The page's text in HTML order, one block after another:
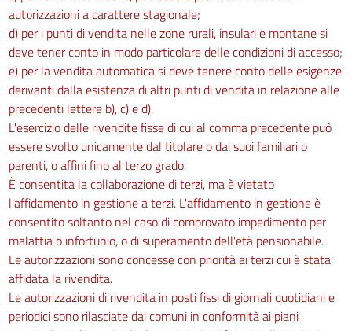
autorizzazioni a carattere stagionale;
d) per i punti di vendita nelle zone rurali, insulari e montane si
deve tener conto in modo particolare delle condizioni di accesso;
e) per la vendita automatica si deve tenere conto delle esigenze
derivanti dalla esistenza di altri punti di vendita in relazione alle
precedenti lettere b), c) e d).
L'esercizio delle rivendite fisse di cui al comma precedente può
essere svolto unicamente dal titolare o dai suoi familiari o
parenti, o affini fino al terzo grado.
È consentita la collaborazione di terzi, ma è vietato
l'affidamento in gestione a terzi. L'affidamento in gestione è
consentito soltanto nel caso di comprovato impedimento per
malattia o infortunio, o di superamento dell'età pensionabile.
Le autorizzazioni sono concesse con priorità ai terzi cui è stata
affidata la rivendita.
Le autorizzazioni di rivendita in posti fissi di giornali quotidiani e
periodici sono rilasciate dai comuni in conformità ai piani